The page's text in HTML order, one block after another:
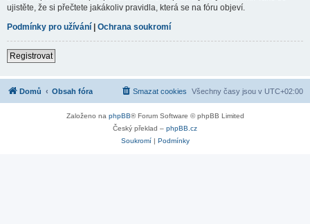
ujistěte, že si přečtete jakákoliv pravidla, která se na fóru objeví.
Podmínky pro užívání | Ochrana soukromí
Registrovat
Domů Obsah fóra Všechny časy jsou v UTC+02:00
Smazat cookies
Založeno na phpBB® Forum Software © phpBB Limited
Český překlad – phpBB.cz
Soukromí| Podmínky